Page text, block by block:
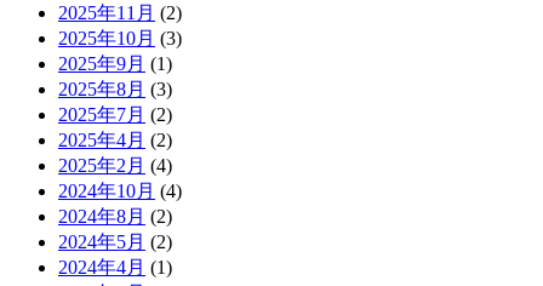
2025年11月 (2)
2025年10月 (3)
2025年9月 (1)
2025年8月 (3)
2025年7月 (2)
2025年4月 (2)
2025年2月 (4)
2024年10月 (4)
2024年8月 (2)
2024年5月 (2)
2024年4月 (1)